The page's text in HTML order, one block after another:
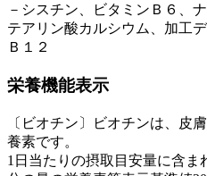
－シスチン、ビタミンＢ６、
テアリン酸カルシウム、加工
Ｂ１２
栄養機能表示
〔ビオチン〕ビオチンは、皮
養素です。
1日当たりの摂取目安量に含